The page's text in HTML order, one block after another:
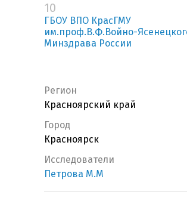
10
ГБОУ ВПО КрасГМУ
им.проф.В.Ф.Войно-
Минздрава России
Регион
Красноярский край
Город
Красноярск
Исследователи
Петрова М.М